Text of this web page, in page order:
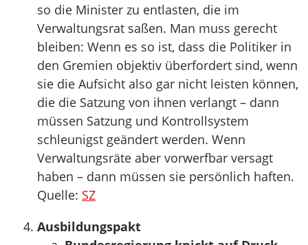
so die Minister zu entlasten, die im
Verwaltungsrat saßen. Man muss gerecht
bleiben: Wenn es so ist, dass die Politiker in
den Gremien objektiv überfordert sind, wenn
sie die Aufsicht also gar nicht leisten können,
die die Satzung von ihnen verlangt – dann
müssen Satzung und Kontrollsystem
schleunigst geändert werden. Wenn
Verwaltungsräte aber vorwerfbar versagt
haben – dann müssen sie persönlich haften.
Quelle: SZ
Ausbildungspakt